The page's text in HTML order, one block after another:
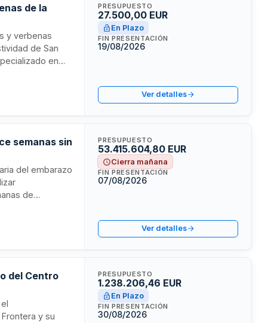
de la
y verbenas
de San
en
cubriendo la
durante
PRESUPUESTO
27.500,00 EUR
En Plazo
FIN PRESENTACIÓN
19/08/2026
Ver detalles
semanas sin
del embarazo
de
la
legal
PRESUPUESTO
53.415.604,80 EUR
Cierra mañana
FIN PRESENTACIÓN
07/08/2026
Ver detalles
del Centro
y su
PRESUPUESTO
1.238.206,46 EUR
En Plazo
FIN PRESENTACIÓN
30/08/2026